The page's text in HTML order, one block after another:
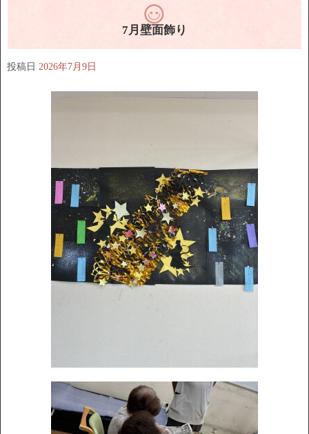
7月壁面飾り
投稿日 2026年7月9日